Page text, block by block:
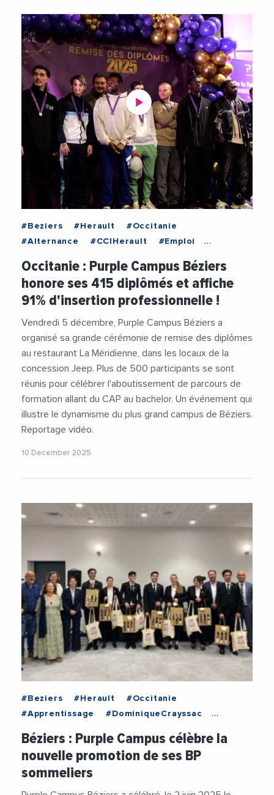
#Beziers #Herault
#Occitanie
#Alternance
#CCIHerault
#Emploi
#PurpleCampus
#Videos
Occitanie : Purple Campus Béziers
honore ses 415 diplômés et affiche
91% d'insertion professionnelle !
Vendredi 5 décembre, Purple Campus Béziers a
organisé sa grande cérémonie de remise des diplômes
au restaurant La Méridienne, dans les locaux de la
concession Jeep. Plus de 500 participants se sont
réunis pour célébrer l'aboutissement de parcours de
formation allant du CAP au bachelor. Un événement qui
illustre le dynamisme du plus grand campus de Béziers.
Reportage vidéo.
10 December 2025
#Beziers #Herault
#Occitanie
#Apprentissage
#DominiqueCrayssac
#FormationProfessionnelle
#HotellerieRestauration
#PurpleCampus
#Sommellerie
Béziers : Purple Campus célèbre la
nouvelle promotion de ses BP
sommeliers